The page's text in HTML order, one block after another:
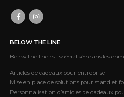
BELOW THE LINE
Below the line est spécialisée dans les
Articles de cadeaux pour entreprise
Mise en place de solutions pour stand et
Personnalisation d’articles de cadeaux